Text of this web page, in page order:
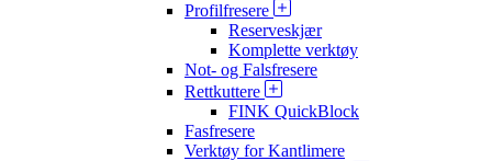
Profilfresere
Reserveskjær
Komplette verktøy
Not- og Falsfresere
Rettkuttere
FINK QuickBlock
Fasfresere
Verktøy for Kantlimere